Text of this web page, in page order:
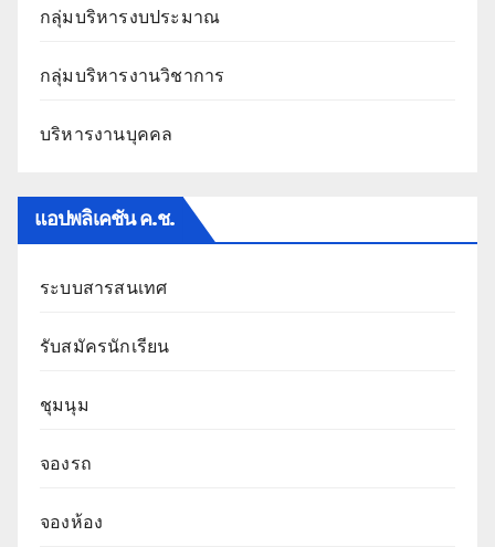
กลุ่มบริหารงบประมาณ
กลุ่มบริหารงานวิชาการ
บริหารงานบุคคล
แอปพลิเคชัน ค.ช.
ระบบสารสนเทศ
รับสมัครนักเรียน
ชุมนุม
จองรถ
จองห้อง